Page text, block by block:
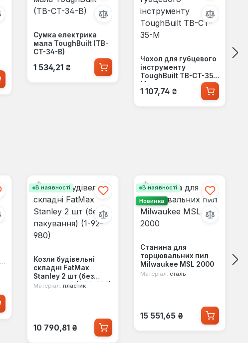
Сумка електрика
мала ToughBuilt (TB-
CT-34-B)
Звичайна ціна:
1 534,21 ₴
Чохол для губцевого
інструменту
ToughBuilt TB-CT-35-
M
Звичайна ціна:
1 107,74 ₴
В наявності
Козли будівельні
складні FatMax
Stanley 2 шт (без
пакування) (1-92-980)
Матеріал: пластик
Звичайна ціна:
10 790,81 ₴
В наявності
Новинка
Станина для
торцювальних пил
Milwaukee MSL 2000
Матеріал: сталь
Звичайна ціна:
15 551,65 ₴